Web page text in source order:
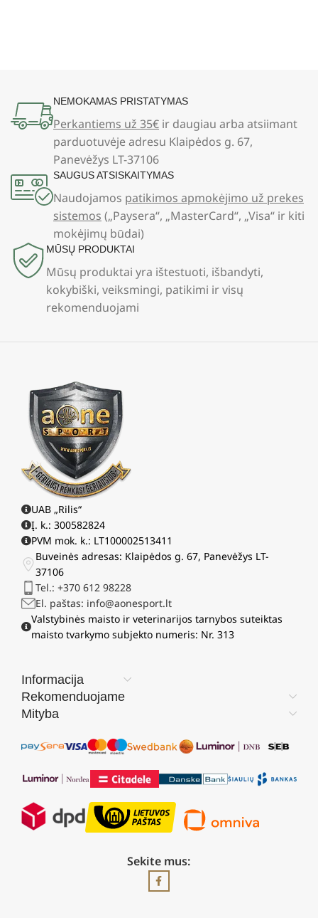
NEMOKAMAS PRISTATYMAS
Perkantiems už 35€ ir daugiau arba atsiimant
parduotuvėje adresu Klaipėdos g. 67,
Panevėžys LT-37106
SAUGUS ATSISKAITYMAS
Naudojamos patikimos apmokėjimo už prekes
sistemos („Paysera“, „MasterCard“, „Visa“ ir kiti
mokėjimų būdai)
MŪSŲ PRODUKTAI
Mūsų produktai yra ištestuoti, išbandyti,
kokybiški, veiksmingi, patikimi ir visų
rekomenduojami
UAB „Rilis“
Į. k.: 300582824
PVM mok. k.: LT100002513411
Buveinės adresas: Klaipėdos g. 67, Panevėžys LT-
37106
Tel.: +370 612 98228
El. paštas: info@aonesport.lt
Valstybinės maisto ir veterinarijos tarnybos suteiktas
maisto tvarkymo subjekto numeris: Nr. 313
Informacija
Rekomenduojame
Mityba
Sekite mus: